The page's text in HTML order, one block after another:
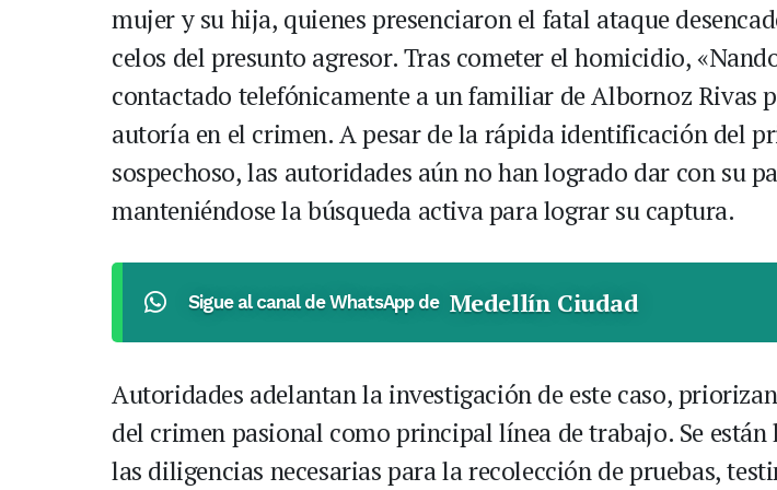
mujer y su hija, quienes presenciaron el fatal ataque
celos del presunto agresor. Tras cometer el homicidio,
contactado telefónicamente a un familiar de Albornoz Rivas
autoría en el crimen. A pesar de la rápida identificación del
sospechoso, las autoridades aún no han logrado dar con su
manteniéndose la búsqueda activa para lograr su captura.
Sigue al canal de WhatsApp de Medellín Ciudad
Autoridades adelantan la investigación de este caso,
del crimen pasional como principal línea de trabajo. Se están
las diligencias necesarias para la recolección de pruebas,